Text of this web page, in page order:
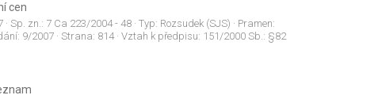
cen
· Sp. zn.: 7 Ca 223/2004 - 48· Typ: Rozsudek (SJS) · Pramen:
9/2007· Strana: 814· Vztah k předpisu: 151/2000 Sb.: §82